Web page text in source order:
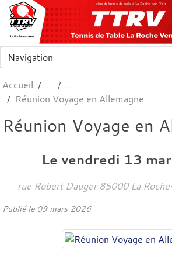
club de tennis de table à La Roche-sur-Yon
Accueil
Réunion Voyage en Allemagne
Réunion Voyage en
Le vendredi 13
rue Robert Dauger 85000 La
Publié le 09 mars 2026
Panneau de gestion des cookies